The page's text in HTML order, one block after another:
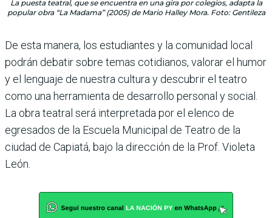
La puesta teatral, que se encuentra en una gira por colegios, adapta la
popular obra “La Madama” (2005) de Mario Halley Mora. Foto: Gentileza
De esta manera, los estudiantes y la comunidad local
podrán debatir sobre temas cotidianos, valorar el humor
y el lenguaje de nuestra cultura y descubrir el teatro
como una herramienta de desarrollo personal y social.
La obra teatral será interpretada por el elenco de
egresados de la Escuela Municipal de Teatro de la
ciudad de Capiatá, bajo la dirección de la Prof. Violeta
León.